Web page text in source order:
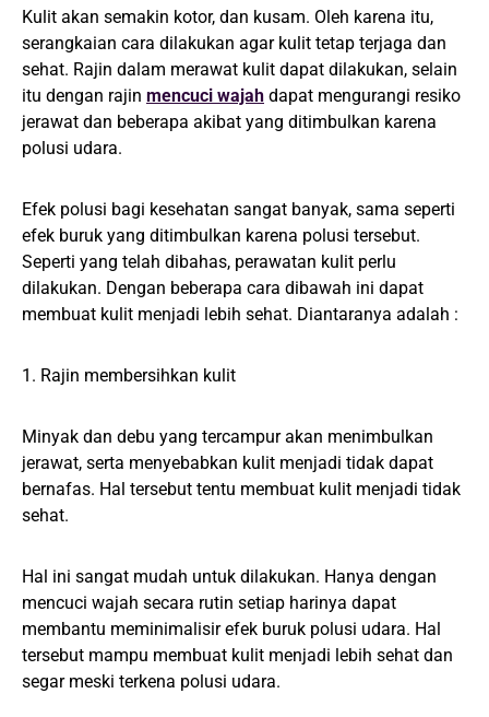
Kulit akan semakin kotor, dan kusam. Oleh karena itu,
serangkaian cara dilakukan agar kulit tetap terjaga dan
sehat. Rajin dalam merawat kulit dapat dilakukan, selain
itu dengan rajin mencuci wajah dapat mengurangi resiko
jerawat dan beberapa akibat yang ditimbulkan karena
polusi udara.
Efek polusi bagi kesehatan sangat banyak, sama seperti
efek buruk yang ditimbulkan karena polusi tersebut.
Seperti yang telah dibahas, perawatan kulit perlu
dilakukan. Dengan beberapa cara dibawah ini dapat
membuat kulit menjadi lebih sehat. Diantaranya adalah :
1. Rajin membersihkan kulit
Minyak dan debu yang tercampur akan menimbulkan
jerawat, serta menyebabkan kulit menjadi tidak dapat
bernafas. Hal tersebut tentu membuat kulit menjadi tidak
sehat.
Hal ini sangat mudah untuk dilakukan. Hanya dengan
mencuci wajah secara rutin setiap harinya dapat
membantu meminimalisir efek buruk polusi udara. Hal
tersebut mampu membuat kulit menjadi lebih sehat dan
segar meski terkena polusi udara.